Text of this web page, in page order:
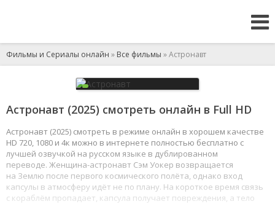
Фильмы и Сериалы онлайн » Все фильмы » Астронавт
Астронавт (2025) смотреть онлайн в Full HD
Астронавт (2025) смотреть в режиме онлайн в хорошем качестве
HD 720, 1080 и 4к можно в интернете полностью бесплатно с
лучшей озвучкой на русском языке в дублированном
переводе. Женщина-астронавт Сэм Уокер возвращается
на Землю после первого космического полёта, однако вход
капсулы в атмосферу идёт не по плану. На короткое время связь
с кораблём пропадает, капсула получает повреждения, а тело